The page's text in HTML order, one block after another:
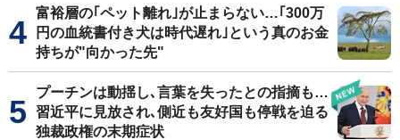
富裕層の｢ペット離れ｣が止まらない…｢300万
円の血統書付き犬は時代遅れ｣という真のお金
持ちが"向かった先"
プーチンは動揺し､言葉を失ったとの指摘も…
習近平に見放され､側近も友好国も停戦を迫る
独裁政権の末期症状